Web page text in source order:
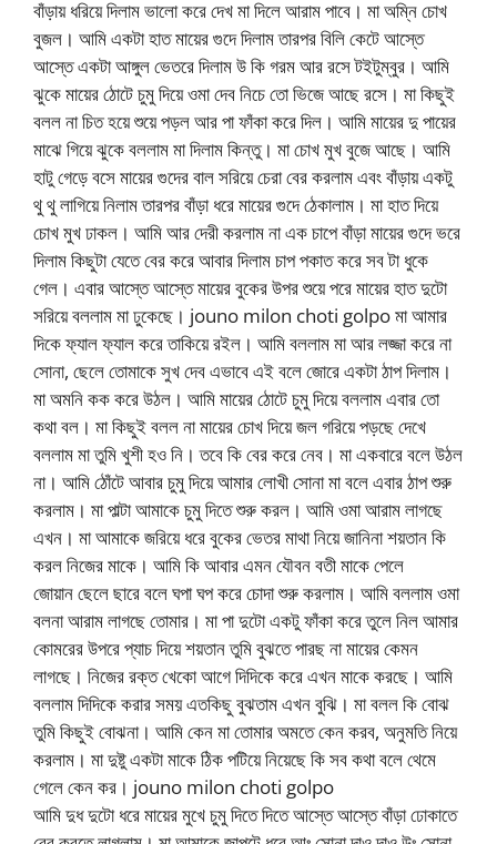
বাঁড়ায় ধরিয়ে দিলাম ভালো করে দেখ মা দিলে আরাম পাবে। মা অম্নি চোখ
বুজল। আমি একটা হাত মায়ের গুদে দিলাম তারপর বিলি কেটে আস্তে
আস্তে একটা আঙ্গুল ভেতরে দিলাম উ কি গরম আর রসে টইটুম্বুর। আমি
ঝুকে মায়ের ঠোটে চুমু দিয়ে ওমা দেব নিচে তো ভিজে আছে রসে। মা কিছুই
বলল না চিত হয়ে শুয়ে পড়ল আর পা ফাঁকা করে দিল। আমি মায়ের দু পায়ের
মাঝে গিয়ে ঝুকে বললাম মা দিলাম কিন্তু। মা চোখ মুখ বুজে আছে। আমি
হাটু গেড়ে বসে মায়ের গুদের বাল সরিয়ে চেরা বের করলাম এবং বাঁড়ায় একটু
থু থু লাগিয়ে নিলাম তারপর বাঁড়া ধরে মায়ের গুদে ঠেকালাম। মা হাত দিয়ে
চোখ মুখ ঢাকল। আমি আর দেরী করলাম না এক চাপে বাঁড়া মায়ের গুদে ভরে
দিলাম কিছুটা যেতে বের করে আবার দিলাম চাপ পকাত করে সব টা ধুকে
গেল। এবার আস্তে আস্তে মায়ের বুকের উপর শুয়ে পরে মায়ের হাত দুটো
সরিয়ে বললাম মা ঢুকেছে। jouno milon choti golpo মা আমার
দিকে ফ্যাল ফ্যাল করে তাকিয়ে রইল। আমি বললাম মা আর লজ্জা করে না
সোনা, ছেলে তোমাকে সুখ দেব এভাবে এই বলে জোরে একটা ঠাপ দিলাম।
মা অমনি কক করে উঠল। আমি মায়ের ঠোটে চুমু দিয়ে বললাম এবার তো
কথা বল। মা কিছুই বলল না মায়ের চোখ দিয়ে জল গরিয়ে পড়ছে দেখে
বললাম মা তুমি খুশী হও নি। তবে কি বের করে নেব। মা একবারে বলে উঠল
না। আমি ঠোঁটে আবার চুমু দিয়ে আমার লোখী সোনা মা বলে এবার ঠাপ শুরু
করলাম। মা পাল্টা আমাকে চুমু দিতে শুরু করল। আমি ওমা আরাম লাগছে
এখন। মা আমাকে জরিয়ে ধরে বুকের ভেতর মাথা নিয়ে জানিনা শয়তান কি
করল নিজের মাকে। আমি কি আবার এমন যৌবন বতী মাকে পেলে
জোয়ান ছেলে ছারে বলে ঘপা ঘপ করে চোদা শুরু করলাম। আমি বললাম ওমা
বলনা আরাম লাগছে তোমার। মা পা দুটো একটু ফাঁকা করে তুলে নিল আমার
কোমরের উপরে প্যাচ দিয়ে শয়তান তুমি বুঝতে পারছ না মায়ের কেমন
লাগছে। নিজের রক্ত খেকো আগে দিদিকে করে এখন মাকে করছে। আমি
বললাম দিদিকে করার সময় এতকিছু বুঝতাম এখন বুঝি। মা বলল কি বোঝ
তুমি কিছুই বোঝনা। আমি কেন মা তোমার অমতে কেন করব, অনুমতি নিয়ে
করলাম। মা দুষ্টু একটা মাকে ঠিক পটিয়ে নিয়েছে কি সব কথা বলে থেমে
গেলে কেন কর। jouno milon choti golpo
আমি দুধ দুটো ধরে মায়ের মুখে চুমু দিতে দিতে আস্তে আস্তে বাঁড়া ঢোকাতে